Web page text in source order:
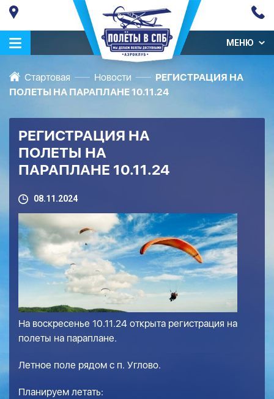
МЕНЮ
Стартовая Новости
РЕГИСТРАЦИЯ НА
ПОЛЕТЫ НА ПАРАПЛАНЕ 10.11.24
РЕГИСТРАЦИЯ НА
ПОЛЕТЫ НА
ПАРАПЛАНЕ 10.11.24
08.11.2024
На воскресенье 10.11.24 открыта регистрация на
полеты на параплане.
Летное поле рядом с п. Углово.
Планируем летать: